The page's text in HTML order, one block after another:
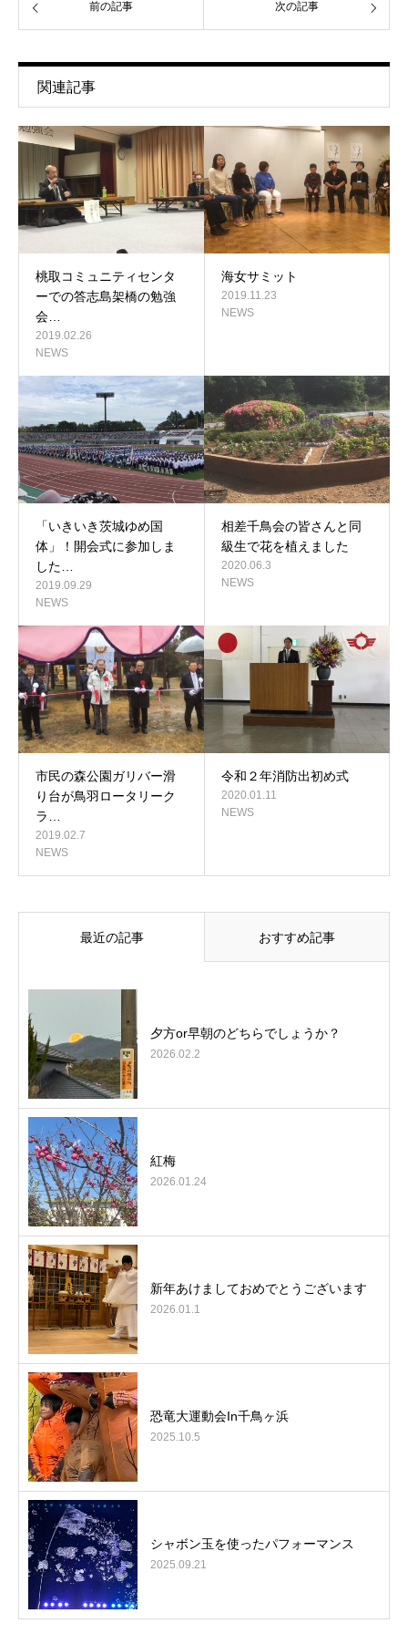
前の記事 次の記事
関連記事
桃取コミュニティセンタ
ーでの答志島架橋の勉強
会…
2019.02.26
NEWS
海女サミット
2019.11.23
NEWS
「いきいき茨城ゆめ国
体」！開会式に参加しま
した…
2019.09.29
NEWS
相差千鳥会の皆さんと同
級生で花を植えました
2020.06.3
NEWS
市民の森公園ガリバー滑
り台が鳥羽ロータリーク
ラ…
2019.02.7
NEWS
令和２年消防出初め式
2020.01.11
NEWS
最近の記事 おすすめ記事
夕方or早朝のどちらでしょうか？
2026.02.2
紅梅
2026.01.24
新年あけましておめでとうございます
2026.01.1
恐竜大運動会In千鳥ヶ浜
2025.10.5
シャボン玉を使ったパフォーマンス
2025.09.21